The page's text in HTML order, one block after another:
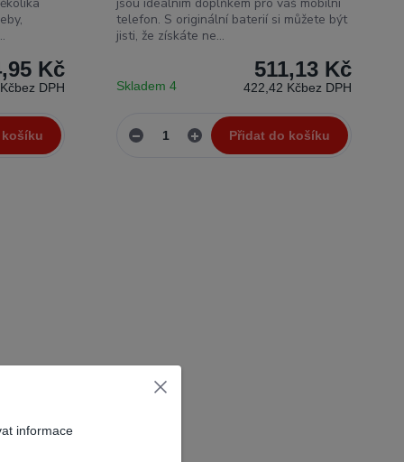
Kč
bez DPH
telefon. S originální baterií si můžete být
jisti, že získáte ne...
511,13 Kč
422,42 Kčbez DPH
Skladem 4
Přidat do košíku
informace